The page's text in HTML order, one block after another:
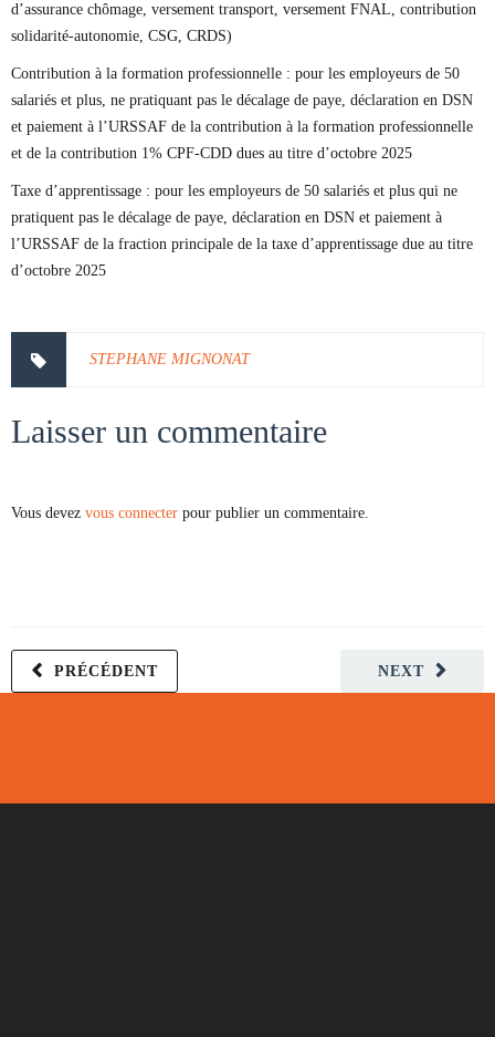
d’assurance chômage, versement transport, versement FNAL, contribution
solidarité-autonomie, CSG, CRDS)
Contribution à la formation professionnelle : pour les employeurs de 50
salariés et plus, ne pratiquant pas le décalage de paye, déclaration en DSN
et paiement à l’URSSAF de la contribution à la formation professionnelle
et de la contribution 1% CPF-CDD dues au titre d’octobre 2025
Taxe d’apprentissage : pour les employeurs de 50 salariés et plus qui ne
pratiquent pas le décalage de paye, déclaration en DSN et paiement à
l’URSSAF de la fraction principale de la taxe d’apprentissage due au titre
d’octobre 2025
STEPHANE MIGNONAT
Laisser un commentaire
Vous devez vous connecter pour publier un commentaire.
NEXT
PRÉCÉDENT